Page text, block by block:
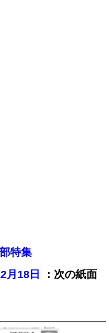
特集
月18日
：次の紙面